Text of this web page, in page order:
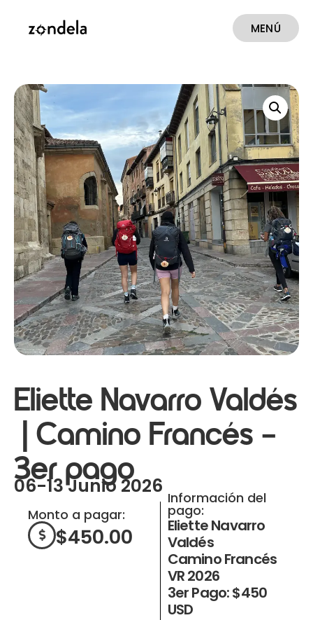
MENÚ
Eliette Navarro Valdés
| Camino Francés –
3er pago
06-13 Junio 2026
Monto a pagar:
$450.00
Información del
pago:
Eliette Navarro
Valdés
Camino Francés
VR 2026
3er Pago: $450
USD